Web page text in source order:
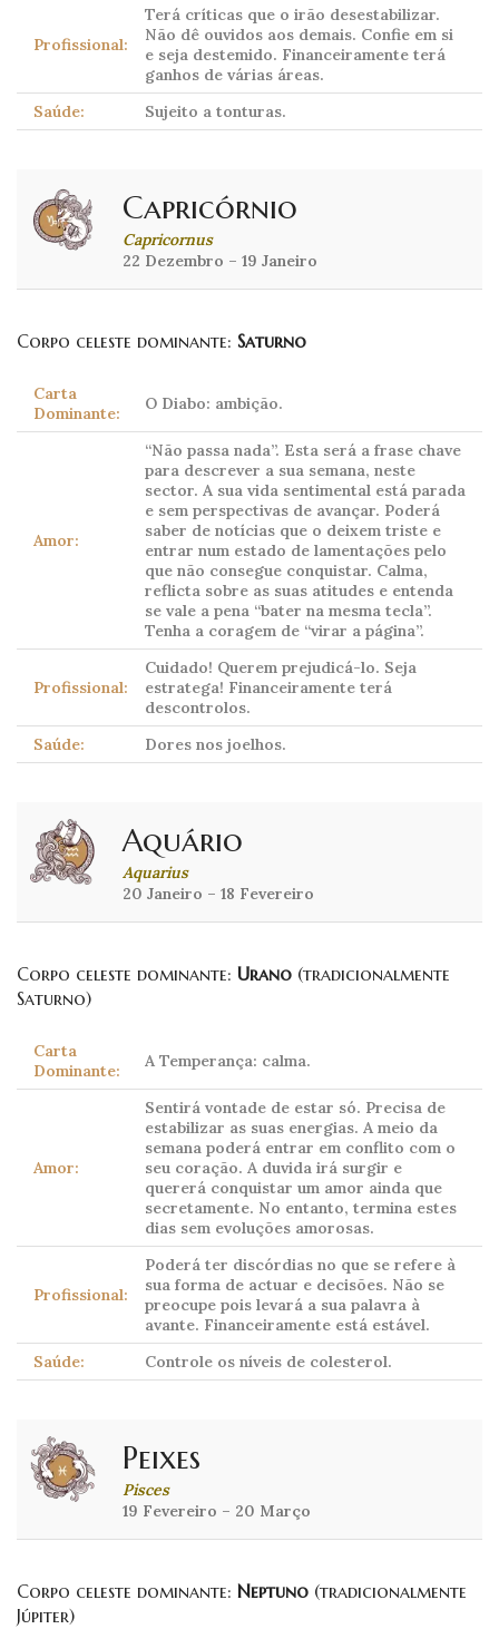
Profissional:
Terá críticas que o irão desestabilizar.
Não dê ouvidos aos demais. Confie em si
e seja destemido. Financeiramente terá
ganhos de várias áreas.
Saúde:
Sujeito a tonturas.
Capricórnio
Capricornus
22 Dezembro – 19 Janeiro
Corpo celeste dominante: Saturno
Carta
Dominante:
O Diabo: ambição.
Amor:
“Não passa nada”. Esta será a frase chave
para descrever a sua semana, neste
sector. A sua vida sentimental está parada
e sem perspectivas de avançar. Poderá
saber de notícias que o deixem triste e
entrar num estado de lamentações pelo
que não consegue conquistar. Calma,
reflicta sobre as suas atitudes e entenda
se vale a pena “bater na mesma tecla”.
Tenha a coragem de “virar a página”.
Profissional:
Cuidado! Querem prejudicá-lo. Seja
estratega! Financeiramente terá
descontrolos.
Saúde:
Dores nos joelhos.
Aquário
Aquarius
20 Janeiro – 18 Fevereiro
Corpo celeste dominante: Urano (tradicionalmente
Saturno)
Carta
Dominante:
A Temperança: calma.
Amor:
Sentirá vontade de estar só. Precisa de
estabilizar as suas energias. A meio da
semana poderá entrar em conflito com o
seu coração. A duvida irá surgir e
quererá conquistar um amor ainda que
secretamente. No entanto, termina estes
dias sem evoluções amorosas.
Profissional:
Poderá ter discórdias no que se refere à
sua forma de actuar e decisões. Não se
preocupe pois levará a sua palavra à
avante. Financeiramente está estável.
Saúde:
Controle os níveis de colesterol.
Peixes
Pisces
19 Fevereiro – 20 Março
Corpo celeste dominante: Neptuno (tradicionalmente
Júpiter)